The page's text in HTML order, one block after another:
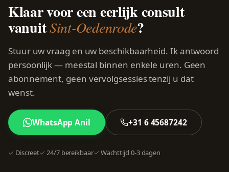
Klaar voor een eerlijk consult
vanuitSint-Oedenrode?
Stuur uw vraag en uw beschikbaarheid. Ik antwoord
persoonlijk — meestal binnen enkele uren. Geen
abonnement, geen vervolgsessies tenzij u dat
wenst.
WhatsApp Anil +31 6 45687242
✓ Discreet✓ 24/7 bereikbaar✓ Wachttijd 0-3 dagen